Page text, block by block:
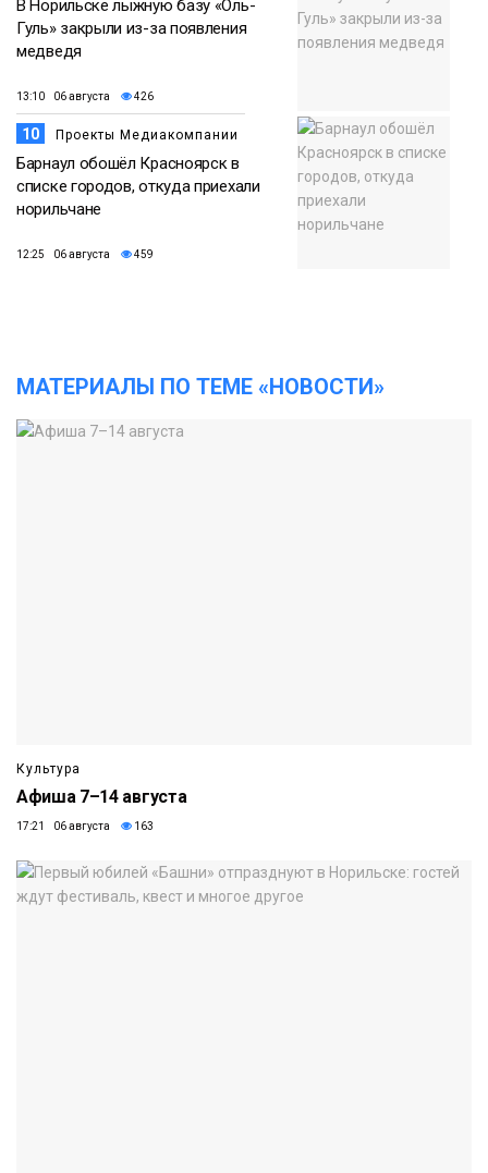
В Норильске лыжную базу «Оль-
Гуль» закрыли из-за появления
медведя
13:10 06 августа 426
10 Проекты Медиакомпании
Барнаул обошёл Красноярск в
списке городов, откуда приехали
норильчане
12:25 06 августа 459
МАТЕРИАЛЫ ПО ТЕМЕ «НОВОСТИ»
Культура
Афиша 7–14 августа
17:21 06 августа 163